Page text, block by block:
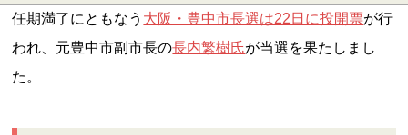
任期満了にともなう 大阪・豊中市長選は22日に投開票が行
われ、元豊中市副市長の長内繁樹氏が当選を果たしまし
た。